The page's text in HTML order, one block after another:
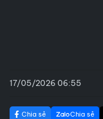
17/05/2026 06:55
Chia sẻ Chia sẻ